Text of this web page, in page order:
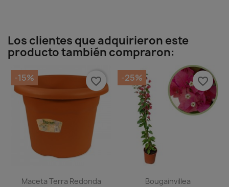
Los clientes que adquirieron este
producto también compraron:
Maceta Terra Redonda
-15% favorite_border
Bougainvillea
-25% favorite_border